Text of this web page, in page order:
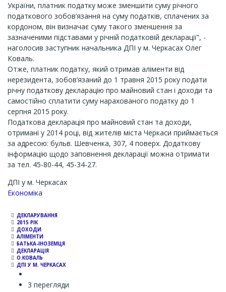
України, платник податку може зменшити суму річного
податкового зобов’язання на суму податків, сплачених за
кордоном, він визначає суму такого зменшення за
зазначеними підставами у річній податковій декларації”, -
наголосив заступник начальника ДПІ у м. Черкасах Олег
Коваль.
Отже, платник податку, який отримав аліменти від
нерезидента, зобов’язаний до 1 травня 2015 року подати
річну податкову декларацію про майновий стан і доходи та
самостійно сплатити суму нарахованого податку до 1
серпня 2015 року.
Податкова декларація про майновий стан та доходи,
отримані у 2014 році, від жителів міста Черкаси приймається
за адресою: бульв. Шевченка, 307, 4 поверх. Додаткову
інформацію щодо заповнення декларації можна отримати
за тел. 45-80-44, 45-34-27.
ДПІ у м. Черкасах
Економіка
ДЕКЛАРУВАННЯ
2015 РІК
ДОХОДИ
АЛІМЕНТИ
БАТЬКА-ІНОЗЕМЦЯ
ДЕКЛАРАЦІЯ
О.КОВАЛЬ
ДПІ У М. ЧЕРКАСАХ
3 перегляди